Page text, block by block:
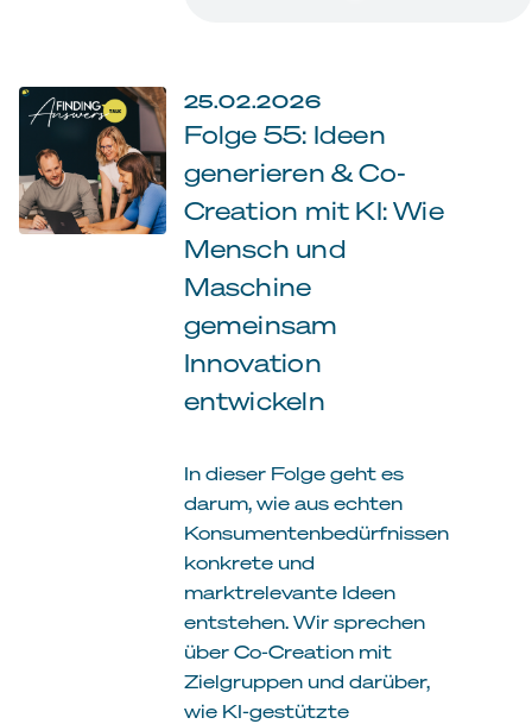
25.02.2026
Folge 55: Ideen
generieren & Co-
Creation mit KI: Wie
Mensch und
Maschine
gemeinsam
Innovation
entwickeln
In dieser Folge geht es
darum, wie aus echten
Konsumentenbedürfnissen
konkrete und
marktrelevante Ideen
entstehen. Wir sprechen
über Co-Creation mit
Zielgruppen und darüber,
wie KI-gestützte